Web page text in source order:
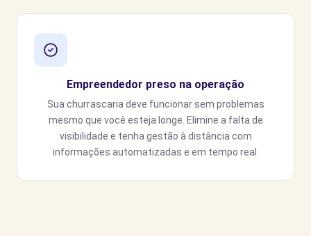
Empreendedor preso na operação
Sua churrascaria deve funcionar sem problemas
mesmo que você esteja longe. Elimine a falta de
visibilidade e tenha gestão à distância com
informações automatizadas e em tempo real.